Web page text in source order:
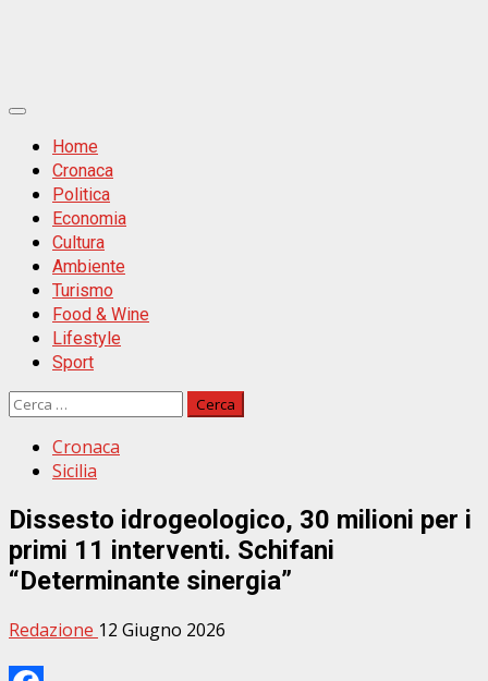
Primäres
MenüHome
Cronaca
Politica
Economia
Cultura
Ambiente
Turismo
Food & Wine
Lifestyle
Sport
Ricerca
Cronaca
Sicilia
Dissesto idrogeologico, 30 milioni per i
primi 11 interventi. Schifani
“Determinante sinergia”
Redazione 12 Giugno 2026